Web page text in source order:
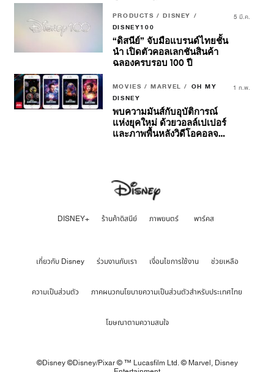
ใจจาก Marvel Studios’
Guardians Of The Galaxy
Volume 3
PRODUCTS / DISNEY /
DISNEY100
“ดิสนีย์” จับมือแบรนด์ไทยชั้น
นำ เปิดตัวคอลเลกชันสินค้า
ฉลองครบรอบ 100 ปี
5 มี.ค.
MOVIES / MARVEL / OH MY
DISNEY
พบความมันส์กับอุบัติการณ์
แห่งยุคใหม่ ด้วยวอลล์เปเปอร์
และภาพพื้นหลังวิดีโอคอลจาก
1 ก.พ.
DISNEY+ ร้านค้าดิสนีย์ ภาพยนตร์ พาร์คส
เกี่ยวกับ Disney ร่วมงานกับเรา เงื่อนไขการใช้งาน ช่วยเหลือ
ความเป็นส่วนตัว ภาคผนวกนโยบายความเป็นส่วนตัวสำหรับประเทศไทย
โฆษณาตามความสนใจ
©Disney ©Disney/Pixar © ™ Lucasfilm Ltd. © Marvel, Disney